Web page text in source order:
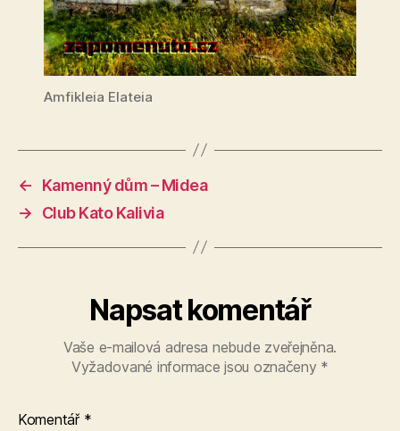
Amfikleia Elateia
←
Kamenný dům – Midea
→
Club Kato Kalivia
Napsat komentář
Vaše e-mailová adresa nebude zveřejněna.
Vyžadované informace jsou označeny *
Komentář *